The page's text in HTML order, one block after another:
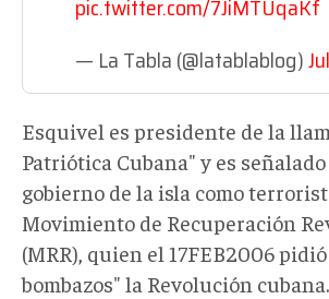
pic.twitter.com/7JiMTUqaKf
— La Tabla (@latablablog)
Esquivel es presidente de la
Patriótica Cubana" y es
gobierno de la isla como
Movimiento de Recuperación
(MRR), quien el 17FEB2006
bombazos" la Revolución cubana.